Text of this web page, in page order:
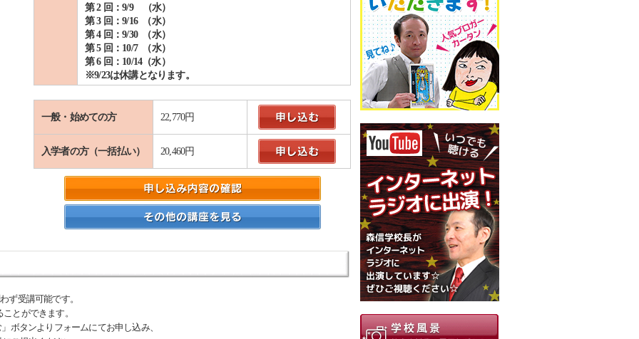
第 2 回：9/9 （水）
第 3 回：9/16 （水）
第 4 回：9/30 （水）
第 5 回：10/7 （水）
第 6 回：10/14（水）
※9/23は休講となります。
一般・始めての方 22,770円
入学者の方（一括払い） 20,460円
ず受講可能です。
とができます。
ボタンよりフォームにてお申し込み、